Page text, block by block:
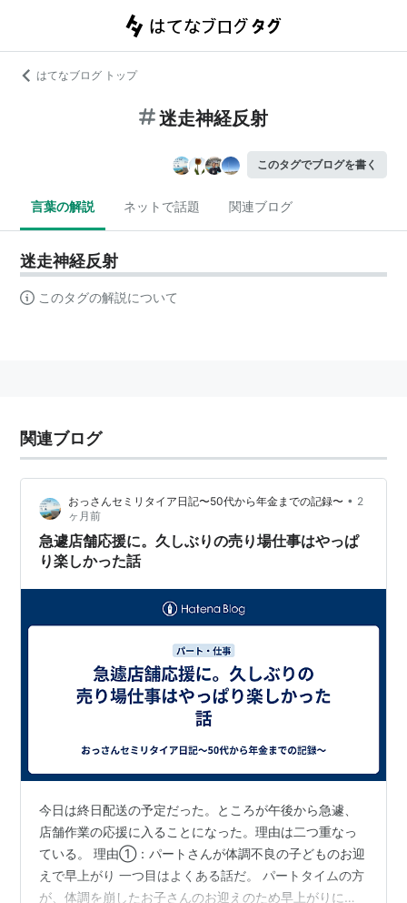
はてなブログ トップ
迷走神経反射
このタグでブログを書く
言葉の解説 ネットで話題 関連ブログ
迷走神経反射
このタグの解説について
関連ブログ
おっさんセミリタイア日記〜50代から年金までの記録〜 • 2
ヶ月前
急遽店舗応援に。久しぶりの売り場仕事はやっぱ
り楽しかった話
今日は終日配送の予定だった。ところが午後から急遽、
店舗作業の応援に入ることになった。理由は二つ重なっ
ている。 理由①：パートさんが体調不良の子どものお迎
えで早上がり 一つ目はよくある話だ。 パートタイムの方
が、体調を崩したお子さんのお迎えのため早上がりにな